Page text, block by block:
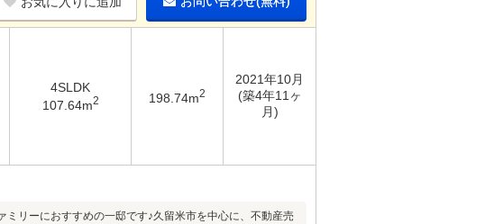
4SLDK
107.64m2 198.74m2
2021年10月
(築4年11ヶ
月)
リーにおすすめの一邸です♪久留米市を中心に、不動産売